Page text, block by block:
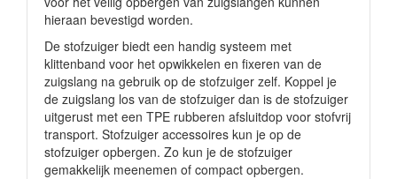
hieraan bevestigd worden.
De stofzuiger biedt een handig systeem met
klittenband voor het opwikkelen en fixeren van de
zuigslang na gebruik op de stofzuiger zelf. Koppel je
de zuigslang los van de stofzuiger dan is de stofzuiger
uitgerust met een TPE rubberen afsluitdop voor stofvrij
transport. Stofzuiger accessoires kun je op de
stofzuiger opbergen. Zo kun je de stofzuiger
gemakkelijk meenemen of compact opbergen.